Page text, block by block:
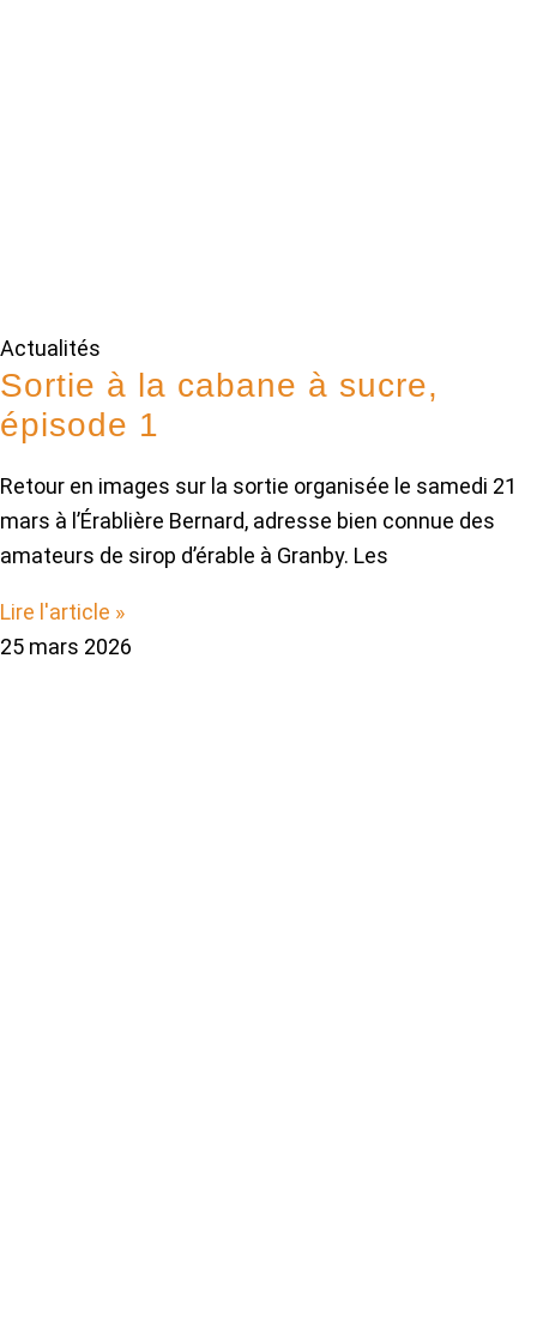
Actualités
Sortie à la cabane à sucre,
épisode 1
Retour en images sur la sortie organisée le samedi 21
mars à l’Érablière Bernard, adresse bien connue des
amateurs de sirop d’érable à Granby. Les
Lire l'article »
25 mars 2026